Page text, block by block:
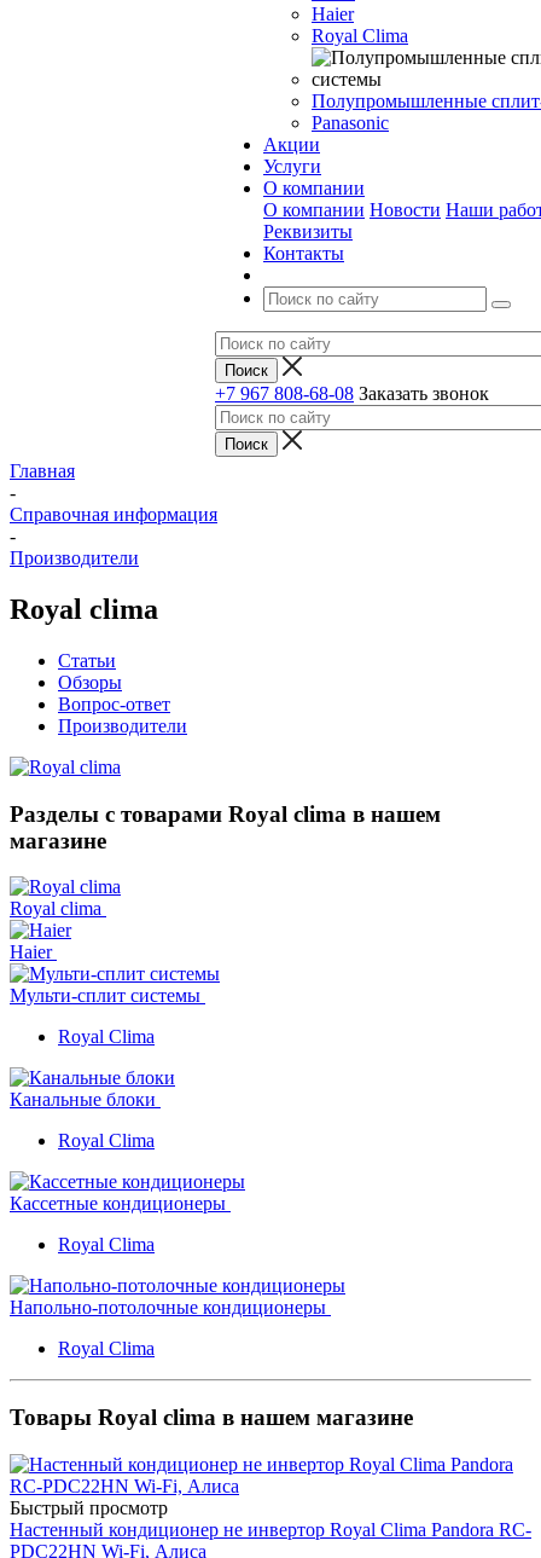
Haier
Royal Clima
Полупромышленные
Panasonic
Акции
Услуги
О компании
О компании Новости Наши
Реквизиты
Контакты
+7 967 808-68-08 Заказать звонок
Главная
-
Справочная информация
-
Производители
Royal clima
Статьи
Обзоры
Вопрос-ответ
Производители
Разделы с товарами Royal clima в нашем
магазине
Royal clima
Haier
Мульти-сплит системы
Royal Clima
Канальные блоки
Royal Clima
Кассетные кондиционеры
Royal Clima
Напольно-потолочные кондиционеры
Royal Clima
Товары Royal clima в нашем магазине
Быстрый просмотр
Настенный кондиционер не инвертор Royal Clima Pandora RC-
PDC22HN Wi-Fi, Алиса